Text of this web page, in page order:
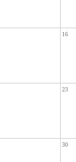
16
23
30